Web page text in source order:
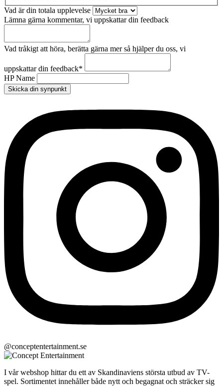
Vad är din totala upplevelse
Lämna gärna kommentar, vi uppskattar din feedback
Vad tråkigt att höra, berätta gärna mer så hjälper du oss, vi
uppskattar din feedback*
HP Name
Skicka din synpunkt
@conceptentertainment.se
I vår webshop hittar du ett av Skandinaviens största utbud av TV-
spel. Sortimentet innehåller både nytt och begagnat och sträcker sig